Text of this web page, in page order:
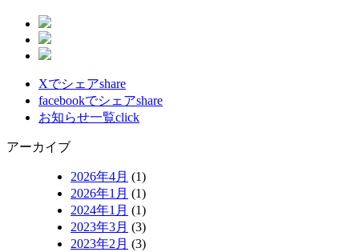
Xでシェアshare
facebookでシェアshare
お知らせ一覧click
アーカイブ
2026年4月 (1)
2026年1月 (1)
2024年1月 (1)
2023年3月 (3)
2023年2月 (3)